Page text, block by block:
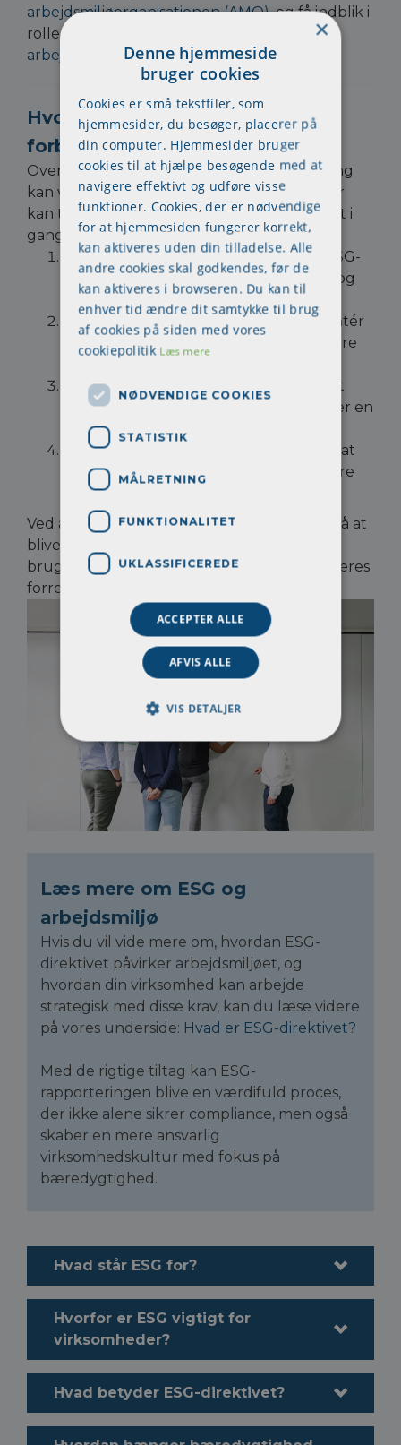
arbejdsmiljøorganisationen (AMO), og få indblik i
rollerne som
arbejdsmiljørepræsentant.
Hvordan kan virksomheder
forberede sig på ESG-kravene?
Overgangen til systematisk ESG-rapportering
kan virke overvældende, men virksomheder
kan tage en række skridt for at komme godt i
gang:
Forstå kravene– Sæt dig ind i, hvad ESG-
direktivet betyder for din virksomhed, og
hvilke rapporteringskrav der gælder.
Udvikl interne processer
– Implementér
systemer, der kan måle og dokumentere
bæredygtighedsdata.
Involver medarbejderne
– Sørg for, at
arbejdsmiljøudvalg og HR-afdelingen er en
del af processen.
Samarbejd med eksperter
– Overvej at
trække på ekstern rådgivning for at sikre
korrekt og effektiv ESG-rapportering.
Ved at starte tidligt kan virksomheder undgå at
blive overrumplet af de nye krav og i stedet
bruge ESG som en mulighed for at styrke deres
forretningsstrategi.
Læs mere om ESG og
arbejdsmiljø
Hvis du vil vide mere om, hvordan ESG-
direktivet påvirker arbejdsmiljøet, og
hvordan din virksomhed kan arbejde
strategisk med disse krav, kan du læse videre
på vores underside: Hvad er ESG-direktivet?
Med de rigtige tiltag kan ESG-
rapporteringen blive en værdifuld proces,
der ikke alene sikrer compliance, men også
skaber en mere ansvarlig
virksomhedskultur med fokus på
bæredygtighed.
Hvad står ESG for?
Hvorfor er ESG vigtigt for
virksomheder?
Hvad betyder ESG-direktivet?
×
Denne hjemmeside
bruger cookies
Cookies er små tekstfiler, som
hjemmesider, du besøger, placerer på
din computer. Hjemmesider bruger
cookies til at hjælpe besøgende med at
navigere effektivt og udføre visse
funktioner. Cookies, der er nødvendige
for at hjemmesiden fungerer korrekt,
kan aktiveres uden din tilladelse. Alle
andre cookies skal godkendes, før de
kan aktiveres i browseren. Du kan til
enhver tid ændre dit samtykke til brug
af cookies på siden med vores
cookiepolitik Læs mere
NØDVENDIGE COOKIES
STATISTIK
MÅLRETNING
FUNKTIONALITET
UKLASSIFICEREDE
ACCEPTER ALLE
AFVIS ALLE
VIS DETALJER